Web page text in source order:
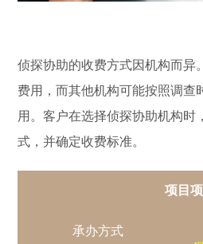
侦探协助的收费方式因机构而异
费用，而其他机构可能按照调查
用。客户在选择侦探协助机构时
式，并确定收费标准。
项目项
承办方式